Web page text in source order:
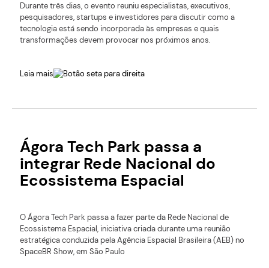
Durante três dias, o evento reuniu especialistas, executivos,
pesquisadores, startups e investidores para discutir como a
tecnologia está sendo incorporada às empresas e quais
transformações devem provocar nos próximos anos.
Leia mais
Ágora Tech Park passa a
integrar Rede Nacional do
Ecossistema Espacial
O Ágora Tech Park passa a fazer parte da Rede Nacional de
Ecossistema Espacial, iniciativa criada durante uma reunião
estratégica conduzida pela Agência Espacial Brasileira (AEB) no
SpaceBR Show, em São Paulo